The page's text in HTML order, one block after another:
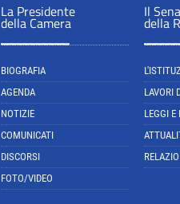
La Presidente
della Camera
BIOGRAFIA
AGENDA
NOTIZIE
COMUNICATI
DISCORSI
FOTO/VIDEO
Il
della
LAVORI
LEGGI E